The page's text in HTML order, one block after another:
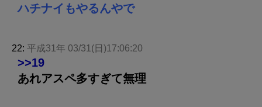
ハチナイもやるんやで
22: 平成31年 03/31(日)17:06:20
>>19
あれアスペ多すぎて無理